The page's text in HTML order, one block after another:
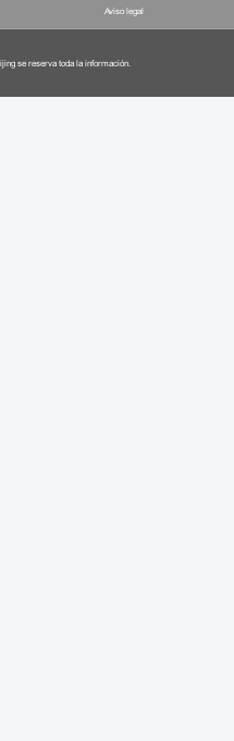
Aviso legal
se reserva toda la información.